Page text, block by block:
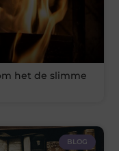
het de slimme
BLOG